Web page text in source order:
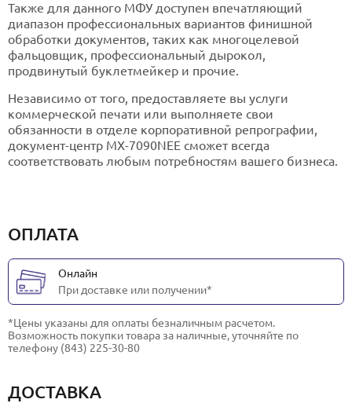
Также для данного МФУ доступен впечатляющий
диапазон профессиональных вариантов финишной
обработки документов, таких как многоцелевой
фальцовщик, профессиональный дырокол,
продвинутый буклетмейкер и прочие.
Независимо от того, предоставляете вы услуги
коммерческой печати или выполняете свои
обязанности в отделе корпоративной репрографии,
документ-центр MX-7090NEE сможет всегда
соответствовать любым потребностям вашего бизнеса.
ОПЛАТА
Онлайн
При доставке или получении*
*Цены указаны для оплаты безналичным расчетом.
Возможность покупки товара за наличные, уточняйте по
телефону (843) 225-30-80
ДОСТАВКА